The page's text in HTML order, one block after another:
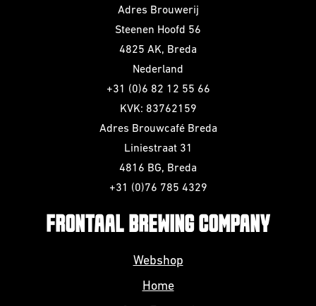
Adres Brouwerij
Steenen Hoofd 56
4825 AK, Breda
Nederland
+31 (0)6 82 12 55 66
KVK: 83762159
Adres Brouwcafé Breda
Liniestraat 31
4816 BG, Breda
+31 (0)76 785 4329
FRONTAAL BREWING COMPANY
Webshop
Home